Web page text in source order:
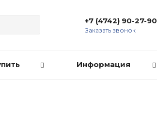
+7 (4742) 90-27-90
Заказать звонок
Информация